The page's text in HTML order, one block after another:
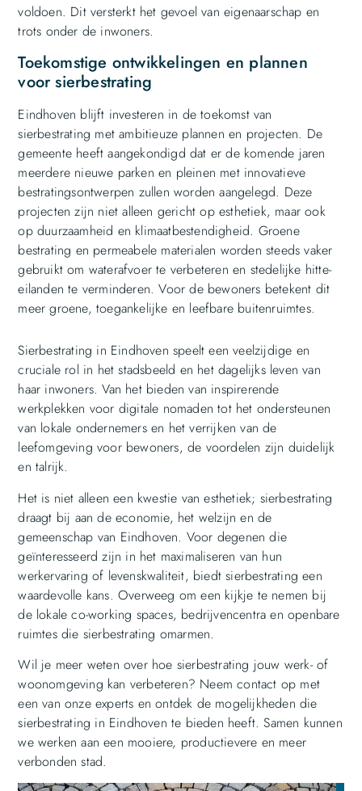
voldoen. Dit versterkt het gevoel van eigenaarschap en
trots onder de inwoners.
Toekomstige ontwikkelingen en plannen
voor sierbestrating
Eindhoven blijft investeren in de toekomst van
sierbestrating met ambitieuze plannen en projecten. De
gemeente heeft aangekondigd dat er de komende jaren
meerdere nieuwe parken en pleinen met innovatieve
bestratingsontwerpen zullen worden aangelegd. Deze
projecten zijn niet alleen gericht op esthetiek, maar ook
op duurzaamheid en klimaatbestendigheid. Groene
bestrating en permeabele materialen worden steeds vaker
gebruikt om waterafvoer te verbeteren en stedelijke hitte-
eilanden te verminderen. Voor de bewoners betekent dit
meer groene, toegankelijke en leefbare buitenruimtes.
Sierbestrating in Eindhoven speelt een veelzijdige en
cruciale rol in het stadsbeeld en het dagelijks leven van
haar inwoners. Van het bieden van inspirerende
werkplekken voor digitale nomaden tot het ondersteunen
van lokale ondernemers en het verrijken van de
leefomgeving voor bewoners, de voordelen zijn duidelijk
en talrijk.
Het is niet alleen een kwestie van esthetiek; sierbestrating
draagt bij aan de economie, het welzijn en de
gemeenschap van Eindhoven. Voor degenen die
geïnteresseerd zijn in het maximaliseren van hun
werkervaring of levenskwaliteit, biedt sierbestrating een
waardevolle kans. Overweeg om een kijkje te nemen bij
de lokale co-working spaces, bedrijvencentra en openbare
ruimtes die sierbestrating omarmen.
Wil je meer weten over hoe sierbestrating jouw werk- of
woonomgeving kan verbeteren? Neem contact op met
een van onze experts en ontdek de mogelijkheden die
sierbestrating in Eindhoven te bieden heeft. Samen kunnen
we werken aan een mooiere, productievere en meer
verbonden stad.